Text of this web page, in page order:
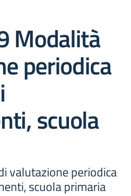
Modalità
periodica
scuola
valutazione periodica
scuola primaria